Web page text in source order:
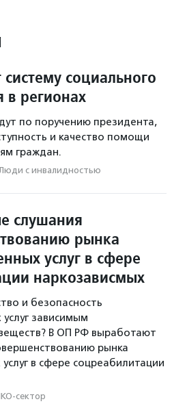
социального
в регионах
по поручению президента,
и качество помощи
граждан.
с инвалидностью
слушания
рынка
услуг в сфере
наркозависмых
и безопасность
зависимым
В ОП РФ выработают
рынка
в сфере соцреабилитации
сектор